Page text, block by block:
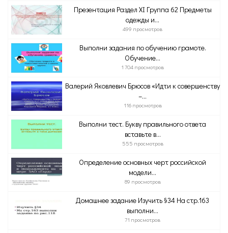
Презентация Раздел XI Группа 62 Предметы
одежды и...
499 просмотров
Выполни задания по обучению грамоте.
Обучение...
1 704 просмотров
Валерий Яковлевич Брюсов «Идти к совершенству
–...
116 просмотров
Выполни тест. Букву правильного ответа
вставьте в...
555 просмотров
Определение основных черт российской
модели...
89 просмотров
Домашнее задание Изучить §34 На стр.163
выполни...
71 просмотров